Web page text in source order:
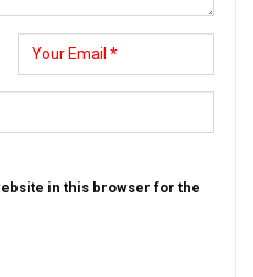
in this browser for the